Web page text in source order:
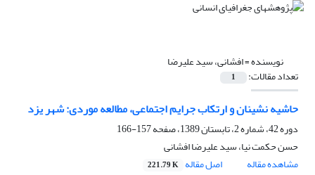
نویسنده =افشانی، سید علیرضا
تعداد مقالات: 1
حاشیه نشینان و ارتکاب جرایم اجتماعی، مطالعه موردی: شهر یزد
دوره 42، شماره 2، تابستان 1389، صفحه
157-166
حسن حکمت نیا، سید علیرضا افشانی
مشاهده مقاله
اصل مقاله 221.79 K